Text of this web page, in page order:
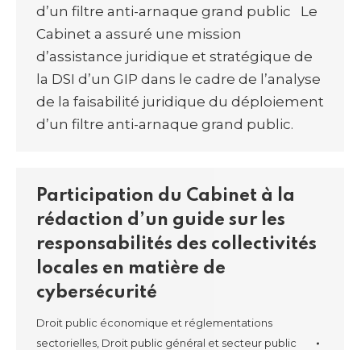
d’un filtre anti-arnaque grand public Le
Cabinet a assuré une mission
d’assistance juridique et stratégique de
la DSI d’un GIP dans le cadre de l’analyse
de la faisabilité juridique du déploiement
d’un filtre anti-arnaque grand public.
Participation du Cabinet à la
rédaction d’un guide sur les
responsabilités des collectivités
locales en matière de
cybersécurité
Droit public économique et réglementations
sectorielles Droit public général et secteur public